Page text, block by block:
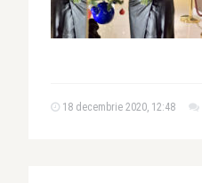
18 decembrie 2020, 12:48